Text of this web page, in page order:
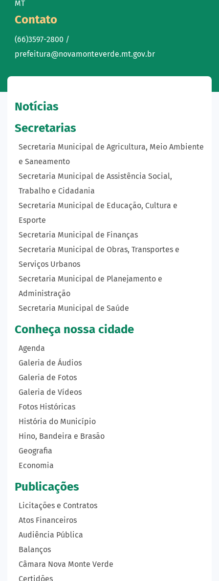
MT
Contato
(66)3597-2800 /
prefeitura@novamonteverde.mt.gov.br
Notícias
Secretarias
Secretaria Municipal de Agricultura, Meio Ambiente
e Saneamento
Secretaria Municipal de Assistência Social,
Trabalho e Cidadania
Secretaria Municipal de Educação, Cultura e
Esporte
Secretaria Municipal de Finanças
Secretaria Municipal de Obras, Transportes e
Serviços Urbanos
Secretaria Municipal de Planejamento e
Administração
Secretaria Municipal de Saúde
Conheça nossa cidade
Agenda
Galeria de Áudios
Galeria de Fotos
Galeria de Vídeos
Fotos Históricas
História do Município
Hino, Bandeira e Brasão
Geografia
Economia
Publicações
Licitações e Contratos
Atos Financeiros
Audiência Pública
Balanços
Câmara Nova Monte Verde
Certidões